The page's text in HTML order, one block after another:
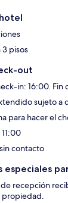
3 pisos
out
in: 16:00.
sujeto a
para hacer el
contacto
especiales
recepción
propiedad.